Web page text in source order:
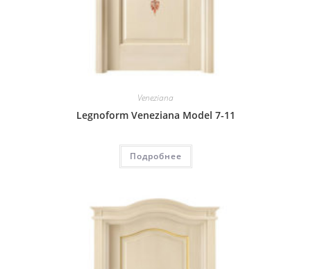
Veneziana
Legnoform Veneziana Model 7-11
Подробнее